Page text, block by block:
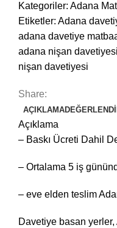
Kategoriler: Adana
Etiketler: Adana
adana davetiye
adana nişan davetiyesi
nişan davetiyesi
Share:
AÇIKLAMA
Açıklama
– Baskı Ücreti Dahil
– Ortalama 5 iş
– eve elden teslim
Davetiye basan